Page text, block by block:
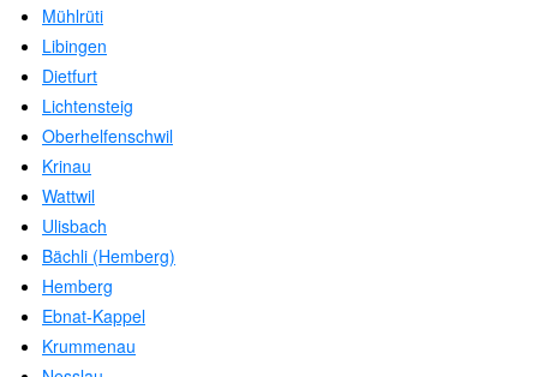
Mühlrüti
Libingen
Dietfurt
Lichtensteig
Oberhelfenschwil
Krinau
Wattwil
Ulisbach
Bächli (Hemberg)
Hemberg
Ebnat-Kappel
Krummenau